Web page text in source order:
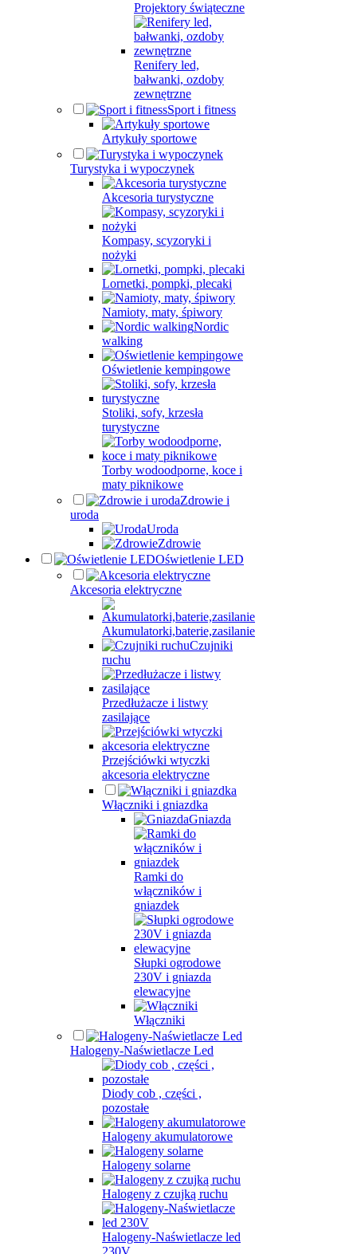
Projektory świąteczne
Renifery led,
bałwanki, ozdoby
zewnętrzne
Sport i fitness
Artykuły sportowe
Turystyka i wypoczynek
Akcesoria turystyczne
Kompasy, scyzoryki i
nożyki
Lornetki, pompki, plecaki
Namioty, maty, śpiwory
Nordic
walking
Oświetlenie kempingowe
Stoliki, sofy, krzesła
turystyczne
Torby wodoodporne, koce i
maty piknikowe
Zdrowie i
uroda
Uroda
Zdrowie
Oświetlenie LED
Akcesoria elektryczne
Akumulatorki,baterie,zasilanie
Czujniki
ruchu
Przedłużacze i listwy
zasilające
Przejściówki wtyczki
akcesoria elektryczne
Włączniki i gniazdka
Gniazda
Ramki do
włączników i
gniazdek
Słupki ogrodowe
230V i gniazda
elewacyjne
Włączniki
Halogeny-Naświetlacze Led
Diody cob , części ,
pozostałe
Halogeny akumulatorowe
Halogeny solarne
Halogeny z czujką ruchu
Halogeny-Naświetlacze led
230V